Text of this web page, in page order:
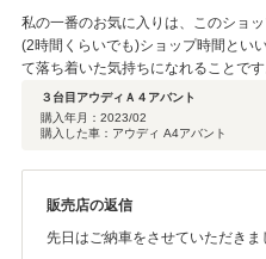
の無料点検もご利用いただけれ
いいたします。 ありがとう
私の一番のお気に入りは、このショ
(2時間くらいでも)ショップ時間とい
て落ち着いた気持ちになれることで
受付の方々もギスギスして無く、明
れにも増して接客力・技術力が凄す
アウディアバント)他社さんで購入し
イスを頂きました。 流石に、20年落
きて、私の手に負えなくなりました
までこのショップさんのおかげで快
３台目アウディＡ４アバント
購入年月： 2023/02
購入した車：アウディ A4アバント
販売店の返信
先日はご納車をさせていただき